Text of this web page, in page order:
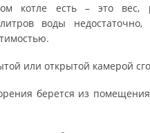
котле есть – это вес,
воды
или открытой камерой
берется из